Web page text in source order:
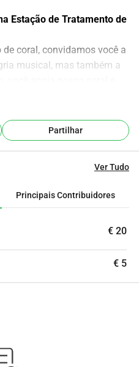
Estação de Tratamento de
coral, convidamos você a
musical, mas também a
este no futuro. Cada
pelo seu apoio!
receberá, mediante
Partilhar
Ver Tudo
Principais Contribuidores
€ 20
€ 5